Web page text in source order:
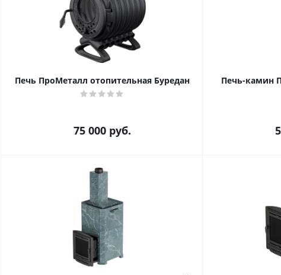
Печь ПроМеталл отопительная Буредан
75 000руб.
Печь-камин